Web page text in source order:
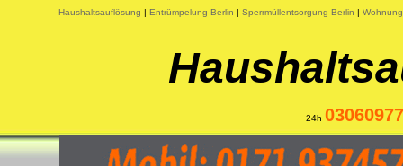
Haushaltsauflösung | Entrümpelung Berlin | Sperrmüllentsorgung Berlin |
24h